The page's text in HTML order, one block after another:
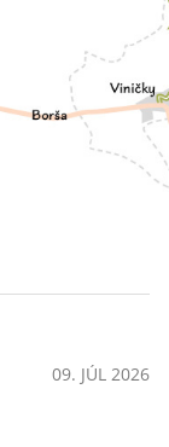
09. JÚL 2026